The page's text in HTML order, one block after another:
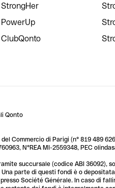
StrongHer
PowerUp
ClubQonto
Qonto
Commercio di Parigi (n° 819 489
N°REA MI-2559348, PEC
succursale (codice ABI
parte di questi fondi è o
Société Générale. In caso di